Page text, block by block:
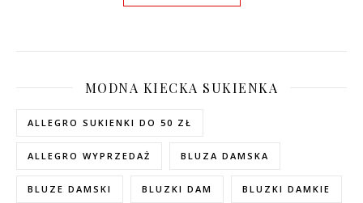
MODNA KIECKA SUKIENKA
ALLEGRO SUKIENKI DO 50 ZŁ
ALLEGRO WYPRZEDAŻ BLUZA DAMSKA
BLUZE DAMSKI BLUZKI DAM BLUZKI DAMKIE